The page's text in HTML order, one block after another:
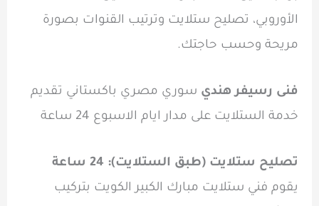
الأوروبي، تصليح ستلايت وترتيب القنوات بصورة
مريحة وحسب حاجتك.
فنى رسيفر هندي سوري مصري باكستاني تقديم
خدمة الستلايت على مدار ايام الاسبوع 24 ساعة
تصليح ستلايت (طبق الستلايت): 24 ساعة
يقوم فني ستلايت مبارك الكبير الكويت بتركيب